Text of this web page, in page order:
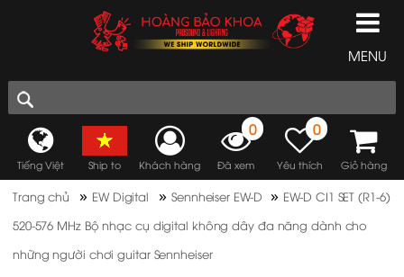
MENU
Tiếng Việt Ship to Khách hàng
0
Đã xem
0
Yêu thích Giỏ hàng
Trang chủ » EW Digital »Sennheiser EW-D » EW-D CI1 SET (R1-6)
520-576 MHz Bộ nhạc cụ digital không dây đa năng dành cho
những người chơi guitar Sennheiser